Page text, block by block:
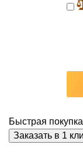
Быстрая покупка